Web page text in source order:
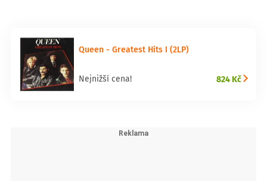
Queen - Greatest Hits I (2LP)
Nejnižší cena! 824 Kč